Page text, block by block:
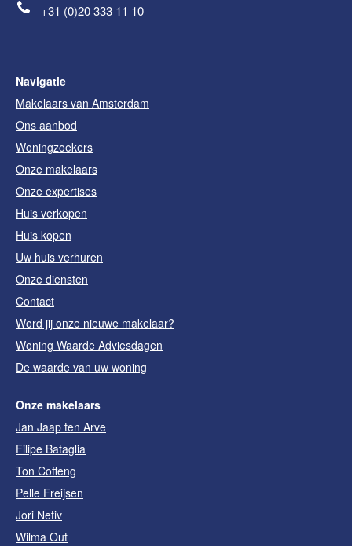
+31 (0)20 333 11 10
Navigatie
Makelaars van Amsterdam
Ons aanbod
Woningzoekers
Onze makelaars
Onze expertises
Huis verkopen
Huis kopen
Uw huis verhuren
Onze diensten
Contact
Word jij onze nieuwe makelaar?
Woning Waarde Adviesdagen
De waarde van uw woning
Onze makelaars
Jan Jaap ten Arve
Filipe Bataglia
Ton Coffeng
Pelle Freijsen
Jori Netiv
Wilma Out